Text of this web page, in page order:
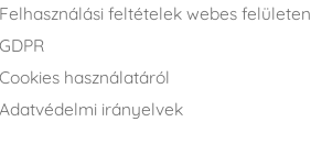
Felhasználási feltételek webes felületen
GDPR
Cookies használatáról
Adatvédelmi irányelvek